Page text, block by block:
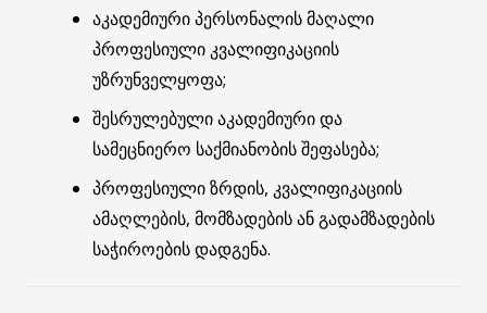
აკადემიური პერსონალის მაღალი
პროფესიული კვალიფიკაციის
უზრუნველყოფა;
შესრულებული აკადემიური და
სამეცნიერო საქმიანობის შეფასება;
პროფესიული ზრდის, კვალიფიკაციის
ამაღლების, მომზადების ან გადამზადების
საჭიროების დადგენა.